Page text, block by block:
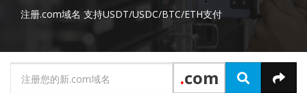
注册.com域名 支持USDT/USDC/BTC/ETH支付
.com